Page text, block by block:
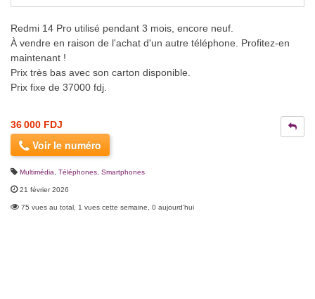
Redmi 14 Pro utilisé pendant 3 mois, encore neuf.
À vendre en raison de l'achat d'un autre téléphone. Profitez-en
maintenant !
Prix très bas avec son carton disponible.
Prix fixe de 37000 fdj.
36 000 FDJ
Voir le numéro
Multimédia Téléphones, Smartphones
21 février 2026
75 vues au total, 1 vues cette semaine, 0 aujourd'hui